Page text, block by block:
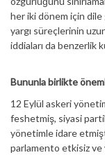
her iki dönem için dile
yargı süreçlerinin
iddiaları da benzerlik
Bununla birlikte
12 Eylül askeri
feshetmiş, siyasi
yönetimle idare
parlamento etkisiz ve